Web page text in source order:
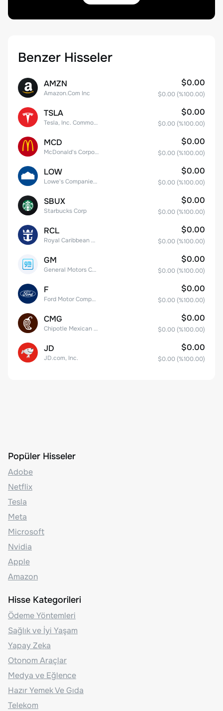
Benzer Hisseler
AMZN
Amazon.Com Inc
$0.00
$0.00 (%100.00)
TSLA
Tesla, Inc. Common Stock
$0.00
$0.00 (%100.00)
MCD
McDonald's Corporation
$0.00
$0.00 (%100.00)
LOW
Lowe's Companies Inc.
$0.00
$0.00 (%100.00)
SBUX
Starbucks Corp
$0.00
$0.00 (%100.00)
RCL
Royal Caribbean Group
$0.00
$0.00 (%100.00)
GM
General Motors Company
$0.00
$0.00 (%100.00)
F
Ford Motor Company
$0.00
$0.00 (%100.00)
CMG
Chipotle Mexican Grill, Inc.
$0.00
$0.00 (%100.00)
JD
JD.com, Inc.
$0.00
$0.00 (%100.00)
Popüler Hisseler
Adobe
Netflix
Tesla
Meta
Microsoft
Nvidia
Apple
Amazon
Hisse Kategorileri
Ödeme Yöntemleri
Sağlık ve İyi Yaşam
Yapay Zeka
Otonom Araçlar
Medya ve Eğlence
Hazır Yemek Ve Gıda
Telekom